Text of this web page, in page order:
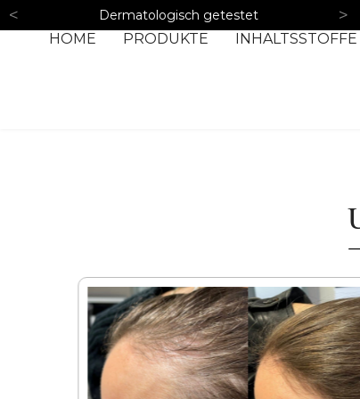
< Dermatologisch getestet >
HOME PRODUKTE INHALTSSTOFFE